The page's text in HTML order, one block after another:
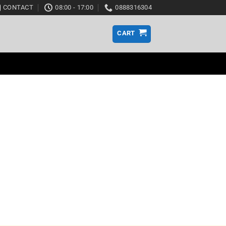
CONTACT 08:00 - 17:00 0888316304
CART